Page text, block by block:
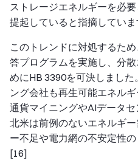
ストレージエネルギーを必
提起していると指摘していま
このトレンドに対処するた
答プログラムを実施し、分
めにHB 3390を可決しまし
ング会社も再生可能エネル
通貨マイニングやAIデータセ
北米は前例のないエネルギ
ー不足や電力網の不安定性の
[16]